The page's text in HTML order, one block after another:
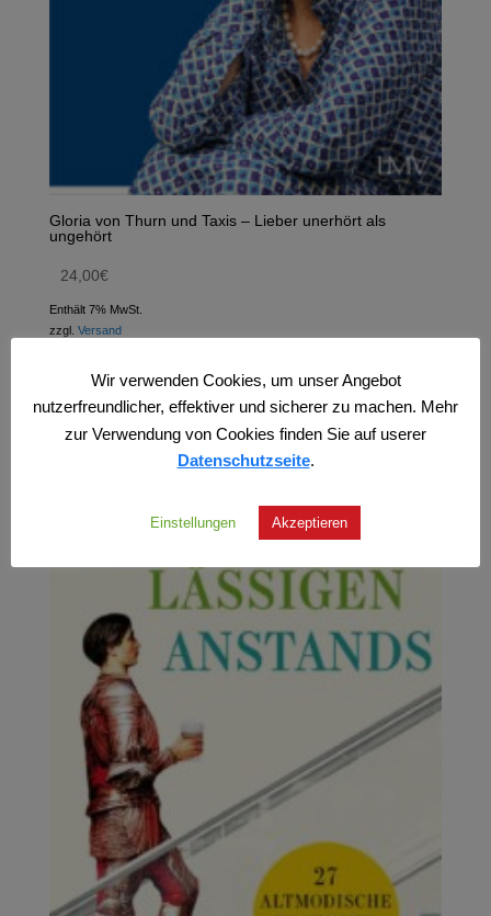
Gloria von Thurn und Taxis – Lieber unerhört als
ungehört
24,00€
Enthält 7% MwSt.
zzgl. Versand
Wir verwenden Cookies, um unser Angebot
nutzerfreundlicher, effektiver und sicherer zu machen. Mehr
zur Verwendung von Cookies finden Sie auf userer
Datenschutzseite.
Einstellungen Akzeptieren